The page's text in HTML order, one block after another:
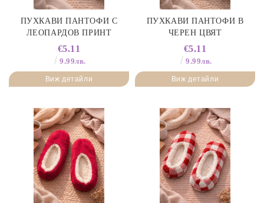
ПУХКАВИ ПАНТОФИ С
ЛЕОПАРДОВ ПРИНТ
€5.11
9.99лв.
Виж детайли
ПУХКАВИ ПАНТОФИ В
ЧЕРЕН ЦВЯТ
€5.11
9.99лв.
Виж детайли